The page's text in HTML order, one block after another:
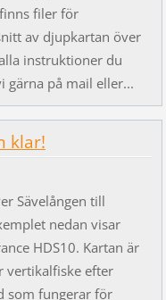
filer för
av djupkartan över
instruktioner du
gärna på mail eller...
klar!
Sävelången till
nedan visar
HDS10. Kartan är
vertikalfiske efter
som fungerar för